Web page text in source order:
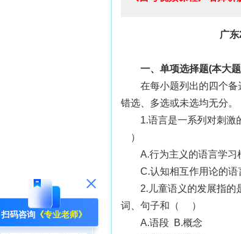
扫码咨询 《专业老师》
广
一、单项选择题(本大
在每小题列出的四个备
错选、多选或未选均无分。
1.语言是一系列对刺激
）
A.行为主义的语言学
C.认知相互作用论的
2.儿童语义的发展指的
词、句子和（ ）
A.语段 B.概念